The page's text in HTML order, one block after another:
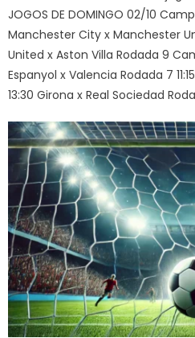
JOGOS DE DOMINGO 02/10
Manchester City x Manchester
United x Aston Villa Rodada 9
Espanyol x Valencia Rodada 7
13:30 Girona x Real Sociedad